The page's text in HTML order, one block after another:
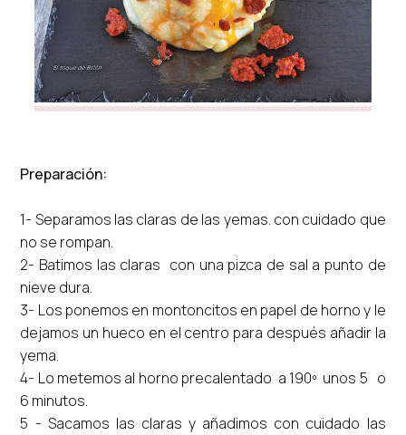
Preparación:
1- Separamos las claras de las yemas. con cuidado que
no se rompan.
2- Batimos las claras con una pizca de sal a punto de
nieve dura.
3- Los ponemos en montoncitos en papel de horno y le
dejamos un hueco en el centro para después añadir la
yema.
4- Lo metemos al horno precalentado a 190º unos 5 o
6 minutos.
5 - Sacamos las claras y añadimos con cuidado las